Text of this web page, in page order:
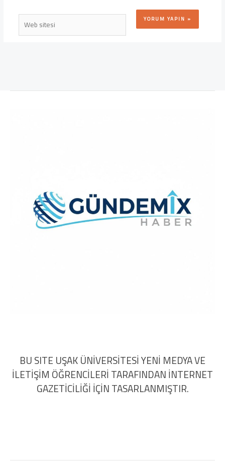
Web
sitesi
BU SITE UŞAK ÜNİVERSİTESİ YENİ MEDYA VE
İLETİŞİM ÖĞRENCİLERİ TARAFINDAN İNTERNET
GAZETİCİLİĞİ İÇİN TASARLANMIŞTIR.